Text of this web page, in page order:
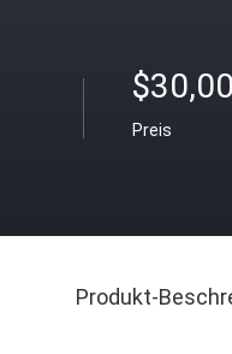
Preis
Produkt-